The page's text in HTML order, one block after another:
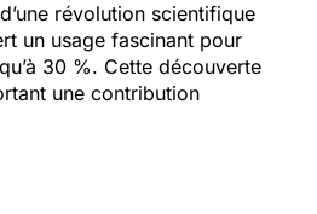
révolution scientifique
un usage fascinant pour
30 %. Cette découverte
une contribution